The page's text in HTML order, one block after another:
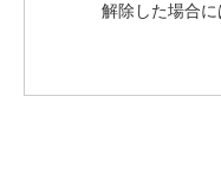
解除した場合